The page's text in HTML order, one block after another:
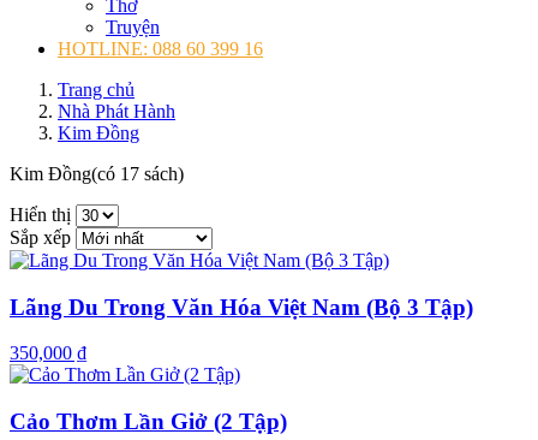
Thơ
Truyện
HOTLINE: 088 60 399 16
Trang chủ
Nhà Phát Hành
Kim Đồng
Kim Đồng(có 17 sách)
Hiển thị
Sắp xếp
Lãng Du Trong Văn Hóa Việt Nam (Bộ 3 Tập)
350,000 ₫
Cảo Thơm Lần Giở (2 Tập)